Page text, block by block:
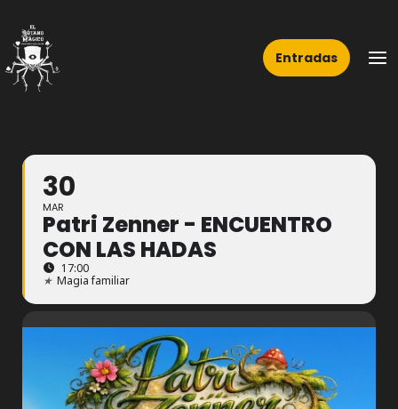
contenido
Entradas
30
MAR
Patri Zenner - ENCUENTRO
CON LAS HADAS
17:00
★ Magia familiar